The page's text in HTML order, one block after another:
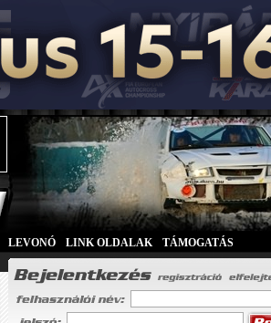
LEVONÓ LINK OLDALAK TÁMOGATÁS